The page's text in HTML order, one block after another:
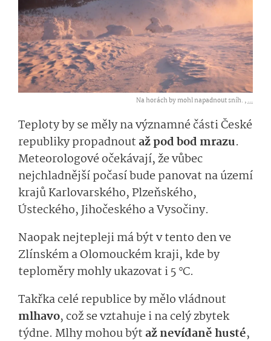
Na horách by mohl napadnout sníh. ,...
Teploty by se měly na významné části České
republiky propadnoutaž pod bod mrazu.
Meteorologové očekávají, že vůbec
nejchladnější počasí bude panovat na území
krajů Karlovarského, Plzeňského,
Ústeckého, Jihočeského a Vysočiny.
Naopak nejtepleji má být v tento den ve
Zlínském a Olomouckém kraji, kde by
teploměry mohly ukazovat i 5 °C.
Takřka celé republice by mělo vládnout
mlhavo, což se vztahuje i na celý zbytek
týdne. Mlhy mohou býtaž nevídaně husté,